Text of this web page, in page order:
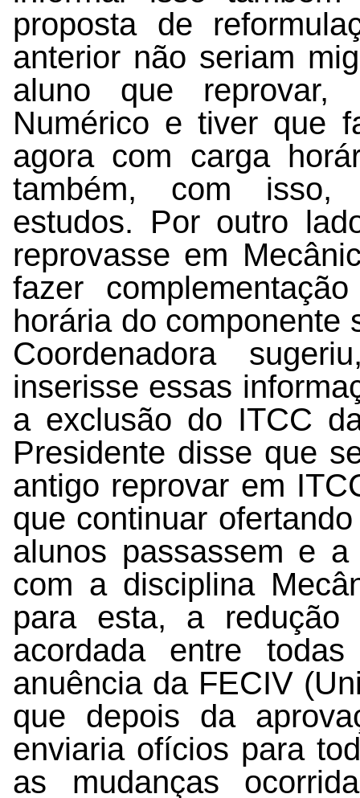
proposta de
anterior não seriam
aluno que reprovar,
Numérico e tiver que
agora com carga
também, com isso,
estudos. Por outro
reprovasse em
fazer
horária do componente
Coordenadora
inserisse essas
a exclusão do ITCC
Presidente disse que
antigo reprovar em
que continuar
alunos passassem e
com a disciplina
para esta, a
acordada entre
anuência da FECIV
que depois da
enviaria ofícios para
as mudanças